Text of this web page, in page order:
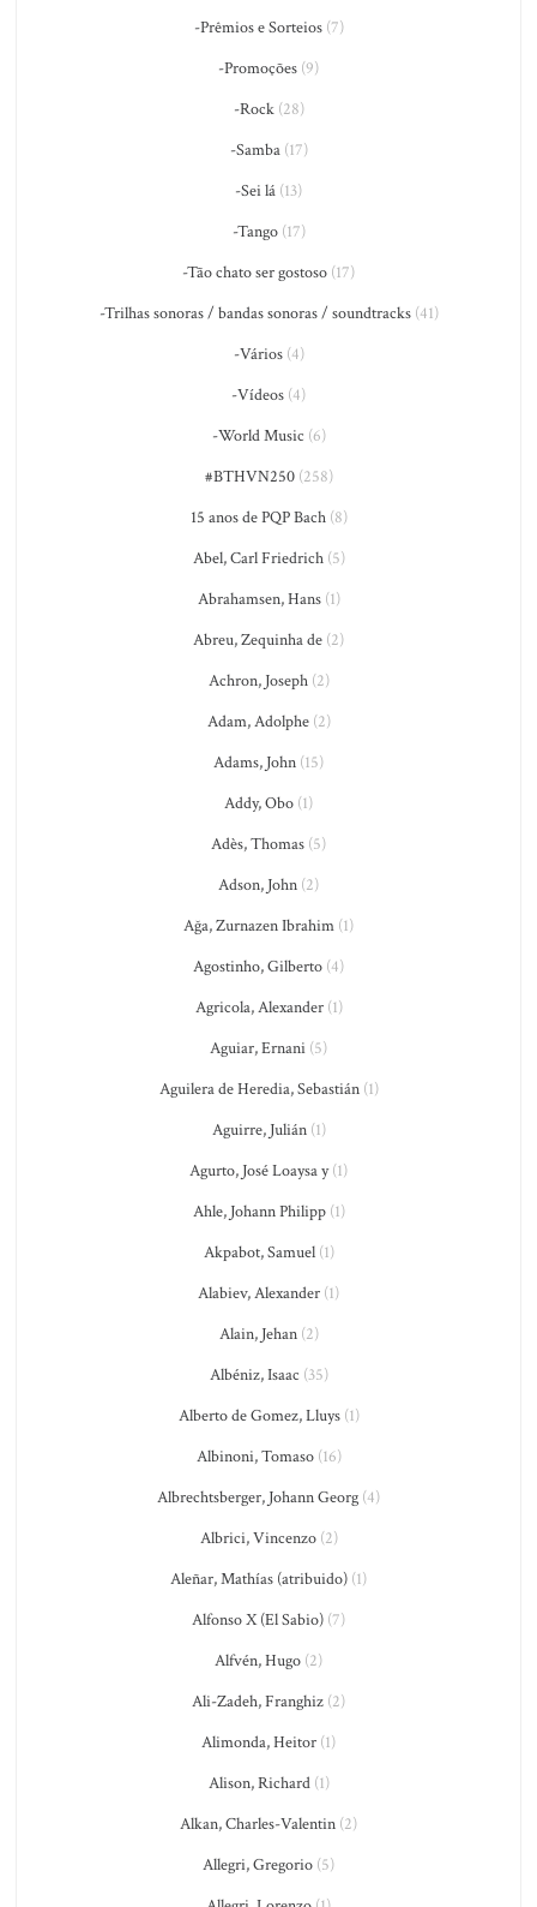
-Prêmios e Sorteios(7)
-Promoções (9)
-Rock(28)
-Samba(17)
-Sei lá (13)
-Tango(17)
-Tão chato ser gostoso (17)
-Trilhas sonoras / bandas sonoras / soundtracks(41)
-Vários(4)
-Vídeos (4)
-World Music (6)
#BTHVN250(258)
15 anos de PQP Bach(8)
Abel, Carl Friedrich(5)
Abrahamsen, Hans(1)
Abreu, Zequinha de (2)
Achron, Joseph(2)
Adam, Adolphe(2)
Adams, John (15)
Addy, Obo (1)
Adès, Thomas (5)
Adson, John (2)
Ağa, Zurnazen Ibrahim (1)
Agostinho, Gilberto (4)
Agricola, Alexander(1)
Aguiar, Ernani (5)
Aguilera de Heredia, Sebastián(1)
Aguirre, Julián(1)
Agurto, José Loaysa y(1)
Ahle, Johann Philipp(1)
Akpabot, Samuel(1)
Alabiev, Alexander (1)
Alain, Jehan(2)
Albéniz, Isaac (35)
Alberto de Gomez, Lluys(1)
Albinoni, Tomaso(16)
Albrechtsberger, Johann Georg (4)
Albrici, Vincenzo(2)
Aleñar, Mathías (atribuido) (1)
Alfonso X (El Sabio) (7)
Alfvén, Hugo (2)
Ali-Zadeh, Franghiz (2)
Alimonda, Heitor (1)
Alison, Richard(1)
Alkan, Charles-Valentin (2)
Allegri, Gregorio (5)